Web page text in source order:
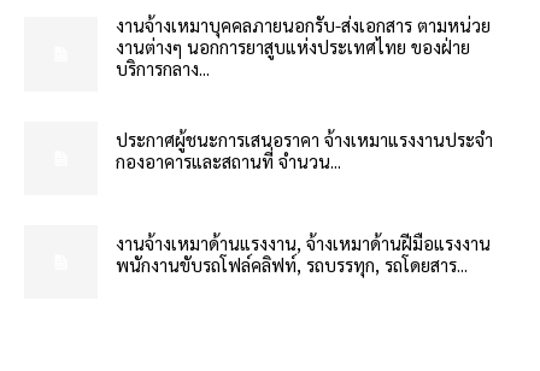
งานจ้างเหมาบุคคลภายนอกรับ-ส่งเอกสาร ตามหน่วย
งานต่างๆ นอกการยาสูบแห่งประเทศไทย ของฝ่าย
บริการกลาง...
ประกาศผู้ชนะการเสนอราคา จ้างเหมาแรงงานประจำ
กองอาคารและสถานที่ จำนวน...
งานจ้างเหมาด้านแรงงาน, จ้างเหมาด้านฝีมือแรงงาน
พนักงานขับรถโฟล์คลิฟท์, รถบรรทุก, รถโดยสาร...